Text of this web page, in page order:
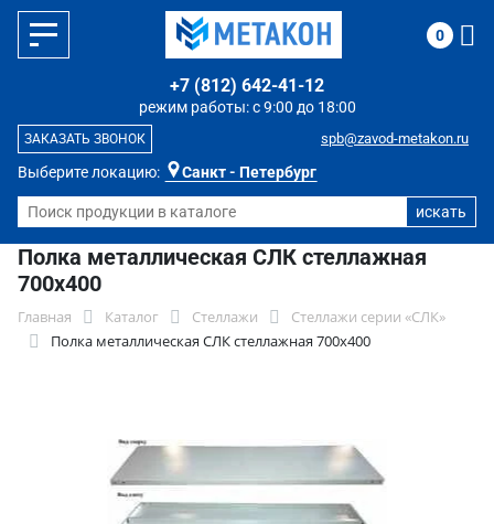
Выберите локацию: Санкт - Петербург
режим работы: с 9:00 до 18:00
+7 (812) 642-41-12
spb@zavod-metakon.ru
ЗАКАЗАТЬ ЗВОНОК
0
Полка металлическая СЛК стеллажная
700x400
Главная Каталог Стеллажи
Стеллажи серии «СЛК»
Полка металлическая СЛК стеллажная 700x400